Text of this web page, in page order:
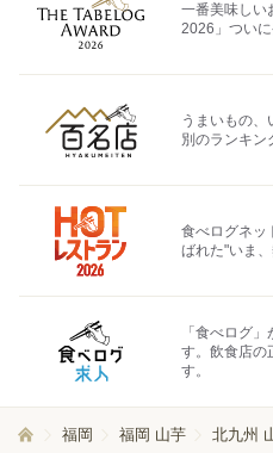
一番美味しい
2026」ついに
うまいもの、
別のランキン
食べログネッ
ばれた"いま
「食べログ
す。飲食店の
す。
福岡 福岡 山芋 北九州